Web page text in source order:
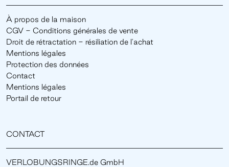
À propos de la maison
CGV - Conditions générales de vente
Droit de rétractation - résiliation de l'achat
Mentions légales
Protection des données
Contact
Mentions légales
Portail de retour
CONTACT
VERLOBUNGSRINGE.de GmbH